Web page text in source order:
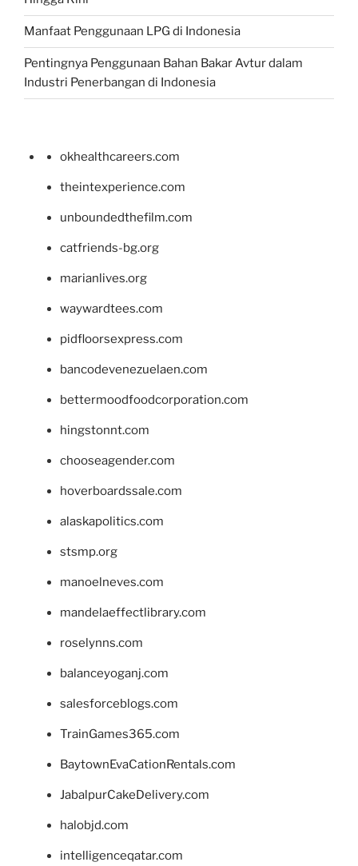
Manfaat Penggunaan LPG di Indonesia
Pentingnya Penggunaan Bahan Bakar Avtur dalam
Industri Penerbangan di Indonesia
okhealthcareers.com
theintexperience.com
unboundedthefilm.com
catfriends-bg.org
marianlives.org
waywardtees.com
pidfloorsexpress.com
bancodevenezuelaen.com
bettermoodfoodcorporation.com
hingstonnt.com
chooseagender.com
hoverboardssale.com
alaskapolitics.com
stsmp.org
manoelneves.com
mandelaeffectlibrary.com
roselynns.com
balanceyoganj.com
salesforceblogs.com
TrainGames365.com
BaytownEvaCationRentals.com
JabalpurCakeDelivery.com
halobjd.com
intelligenceqatar.com